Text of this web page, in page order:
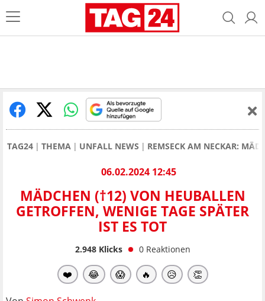
TAG24 THEMA UNFALL NEWS REMSECK AM NECKAR:
06.02.2024 12:45
MÄDCHEN (†12) VON HEUBALLEN
GETROFFEN, WENIGE TAGE SPÄTER
IST ES TOT
2.948Klicks 0 Reaktionen
❤️ 😂 😱 🔥 😥 👏